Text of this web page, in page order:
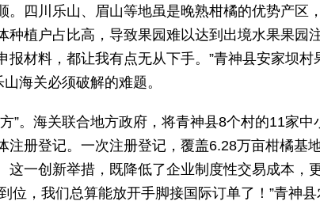
四川乐山、眉山等地虽是晚熟柑橘的优势产区
植户占比高，导致果园难以达到出境水果果园
材料，都让我有点无从下手。”青神县安家坝村
海关必须破解的难题。
”。海关联合地方政府，将青神县8个村的11家中
注册登记。一次注册登记，覆盖6.28万亩柑橘
一创新举措，既降低了企业制度性交易成本，
位，我们总算能放开手脚接国际订单了！”青神